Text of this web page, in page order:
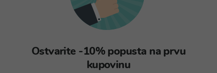
Ostvarite -10% popusta na prvu
kupovinu